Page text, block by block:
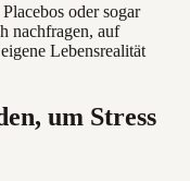
oder sogar
nachfragen, auf
Lebensrealität
um Stress